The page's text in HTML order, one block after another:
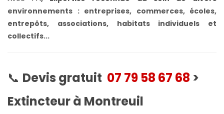
environnements : entreprises, commerces, écoles,
entrepôts, associations, habitats individuels et
collectifs...
📞 Devis gratuit 07 79 58 67 68 >
Extincteur à Montreuil